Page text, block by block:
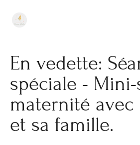
En vedette:
spéciale - Mini-
maternité
et sa famille.